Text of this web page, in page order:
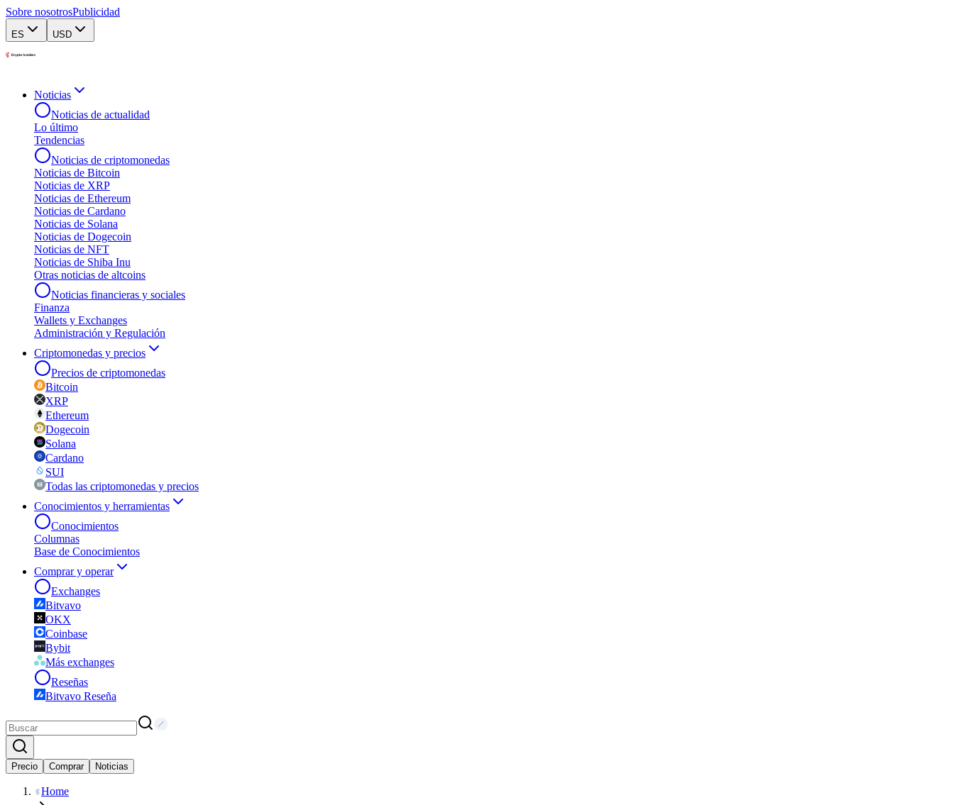
Sobre nosotrosPublicidad
ES USD
Noticias
Noticias de actualidad
Lo último
Tendencias
Noticias de criptomonedas
Noticias de Bitcoin
Noticias de XRP
Noticias de Ethereum
Noticias de Cardano
Noticias de Solana
Noticias de Dogecoin
Noticias de NFT
Noticias de Shiba Inu
Otras noticias de altcoins
Noticias financieras y sociales
Finanza
Wallets y Exchanges
Administración y Regulación
Criptomonedas y precios
Precios de criptomonedas
Bitcoin
XRP
Ethereum
Dogecoin
Solana
Cardano
SUI
Todas las criptomonedas y precios
Conocimientos y herramientas
Conocimientos
Columnas
Base de Conocimientos
Comprar y operar
Exchanges
Bitvavo
OKX
Coinbase
Bybit
Más exchanges
Reseñas
Bitvavo Reseña
Precio Comprar Noticias
Home